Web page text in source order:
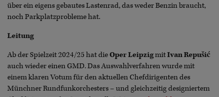
über ein eigens gebautes Lastenrad, das weder Benzin braucht,
noch Parkplatzprobleme hat.
Leitung
Ab der Spielzeit 2024/25 hat dieOper LeipzigmitIvan Repušić
auch wieder einen GMD. Das Auswahlverfahren wurde mit
einem klaren Votum für den aktuellen Chefdirigenten des
Münchner Rundfunkorchesters – und gleichzeitig designiertem